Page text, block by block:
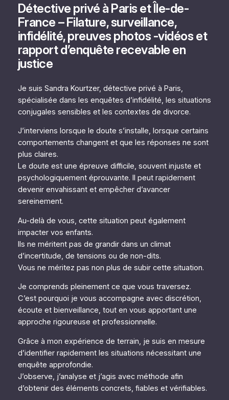
Détective privé à Paris et Île-de-
France – Filature, surveillance,
infidélité, preuves photos -vidéos et
rapport d’enquête recevable en
justice
Je suis Sandra Kourtzer, détective privé à Paris,
spécialisée dans les enquêtes d’infidélité, les situations
conjugales sensibles et les contextes de divorce.
J’interviens lorsque le doute s’installe, lorsque certains
comportements changent et que les réponses ne sont
plus claires.
Le doute est une épreuve difficile, souvent injuste et
psychologiquement éprouvante. Il peut rapidement
devenir envahissant et empêcher d’avancer
sereinement.
Au-delà de vous, cette situation peut également
impacter vos enfants.
Ils ne méritent pas de grandir dans un climat
d’incertitude, de tensions ou de non-dits.
Vous ne méritez pas non plus de subir cette situation.
Je comprends pleinement ce que vous traversez.
C’est pourquoi je vous accompagne avec discrétion,
écoute et bienveillance, tout en vous apportant une
approche rigoureuse et professionnelle.
Grâce à mon expérience de terrain, je suis en mesure
d’identifier rapidement les situations nécessitant une
enquête approfondie.
J’observe, j’analyse et j’agis avec méthode afin
d’obtenir des éléments concrets, fiables et vérifiables.